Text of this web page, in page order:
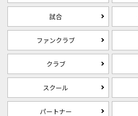
試合
ファンクラブ
クラブ
スクール
パートナー